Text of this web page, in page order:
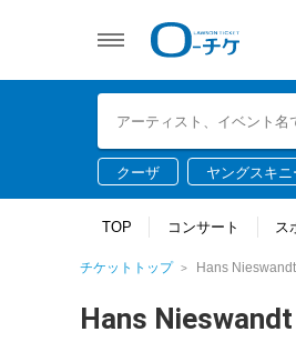
クーザ ヤングスキニ
TOP コンサート ス
チケットトップ Hans Nieswandt
Hans Nieswandt